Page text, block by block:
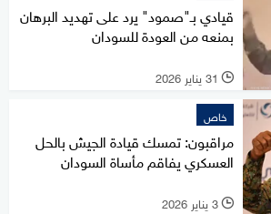
قيادي بـ"صمود" يرد على تهديد البرهان
بمنعه من العودة للسودان
l 31 يناير 2026
خاص
مراقبون: تمسك قيادة الجيش بالحل
العسكري يفاقم مأساة السودان
l 3 يناير 2026